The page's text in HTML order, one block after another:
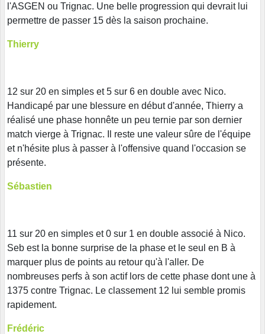
l'ASGEN ou Trignac. Une belle progression qui devrait lui
permettre de passer 15 dès la saison prochaine.
Thierry
12 sur 20 en simples et 5 sur 6 en double avec Nico.
Handicapé par une blessure en début d'année, Thierry a
réalisé une phase honnête un peu ternie par son dernier
match vierge à Trignac. Il reste une valeur sûre de l'équipe
et n'hésite plus à passer à l'offensive quand l'occasion se
présente.
Sébastien
11 sur 20 en simples et 0 sur 1 en double associé à Nico.
Seb est la bonne surprise de la phase et le seul en B à
marquer plus de points au retour qu'à l'aller. De
nombreuses perfs à son actif lors de cette phase dont une à
1375 contre Trignac. Le classement 12 lui semble promis
rapidement.
Frédéric